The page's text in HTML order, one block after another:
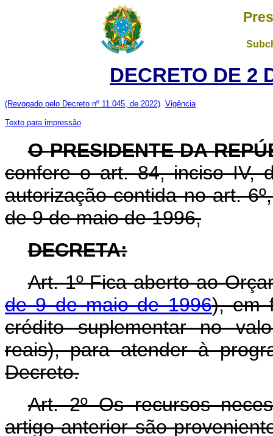
DECRETO DE 2
(Revogado pelo Decreto nº 11.045, de 2022) Vigência
Texto para impressão
O PRESIDENTE DA
confere o art. 84, inciso IV,
autorização contida no art.
de 9 de maio de 1996,
DECRETA:
Art. 1º Fica aberto ao
de 9 de maio de 1996), em
crédito suplementar no
reais), para atender à
Decreto.
Art. 2º Os recursos
artigo anterior são